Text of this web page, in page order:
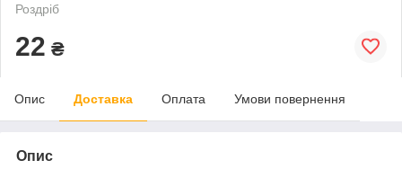
Роздріб
22 ₴
Опис Доставка Оплата Умови повернення
Опис